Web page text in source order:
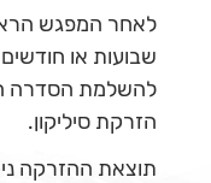
לאחר המפגש
שבועות או
להשלמת הסדרה
הזרקת סיליקון.
תוצאת ההזרקה